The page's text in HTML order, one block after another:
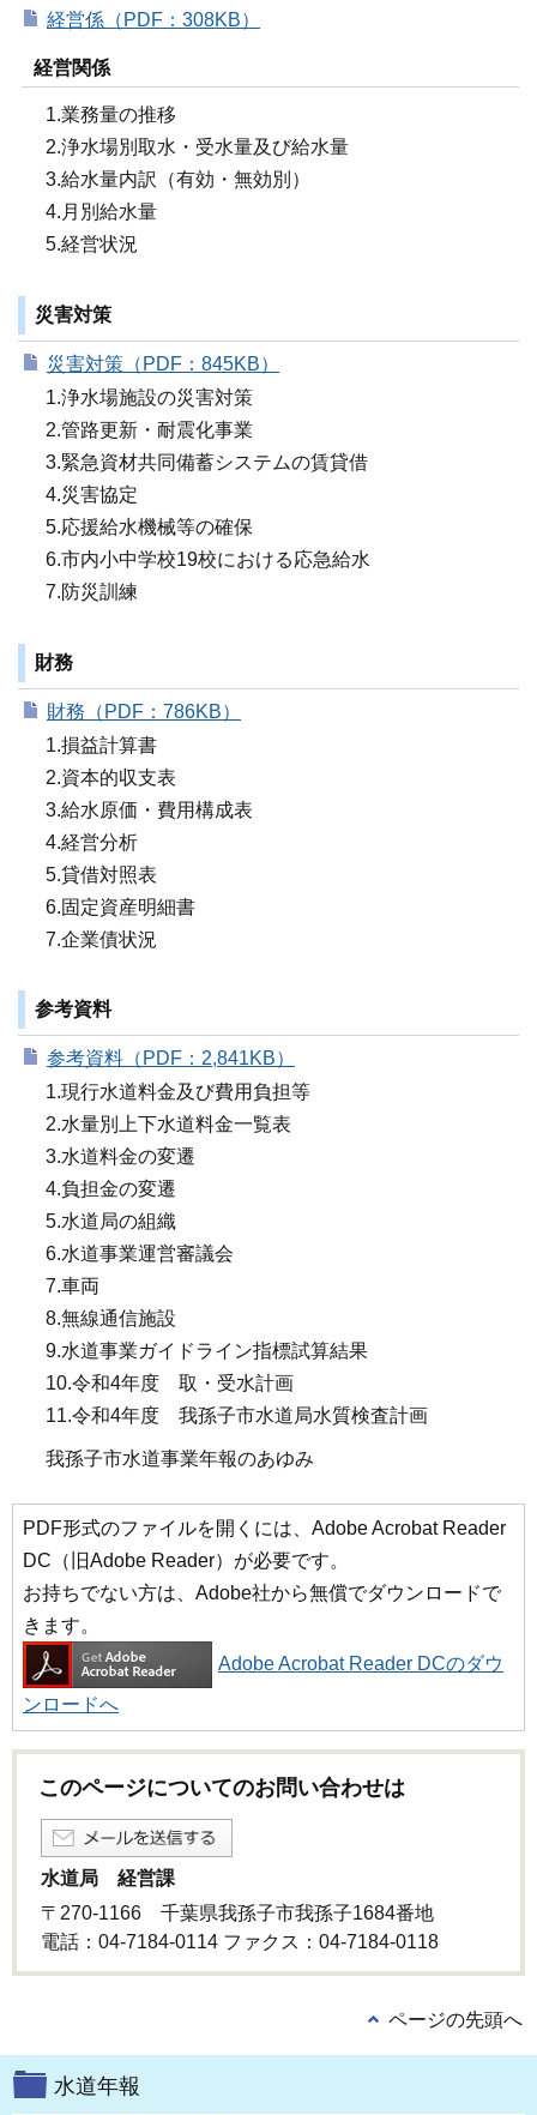
経営係（PDF：308KB）
経営関係
1.業務量の推移
2.浄水場別取水・受水量及び給水量
3.給水量内訳（有効・無効別）
4.月別給水量
5.経営状況
災害対策
災害対策（PDF：845KB）
1.浄水場施設の災害対策
2.管路更新・耐震化事業
3.緊急資材共同備蓄システムの賃貸借
4.災害協定
5.応援給水機械等の確保
6.市内小中学校19校における応急給水
7.防災訓練
財務
財務（PDF：786KB）
1.損益計算書
2.資本的収支表
3.給水原価・費用構成表
4.経営分析
5.貸借対照表
6.固定資産明細書
7.企業債状況
参考資料
参考資料（PDF：2,841KB）
1.現行水道料金及び費用負担等
2.水量別上下水道料金一覧表
3.水道料金の変遷
4.負担金の変遷
5.水道局の組織
6.水道事業運営審議会
7.車両
8.無線通信施設
9.水道事業ガイドライン指標試算結果
10.令和4年度 取・受水計画
11.令和4年度 我孫子市水道局水質検査計画
我孫子市水道事業年報のあゆみ
PDF形式のファイルを開くには、Adobe Acrobat Reader
DC（旧Adobe Reader）が必要です。
お持ちでない方は、Adobe社から無償でダウンロードで
きます。
Adobe Acrobat Reader DCのダウ
ンロードへ
このページについてのお問い合わせは
水道局 経営課
〒270-1166 千葉県我孫子市我孫子1684番地
電話：04-7184-0114 ファクス：04-7184-0118
ページの先頭へ
水道年報